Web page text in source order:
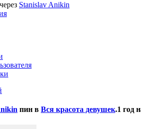
через Stanislav Anikin
пин в Вся красота девушек.1 год